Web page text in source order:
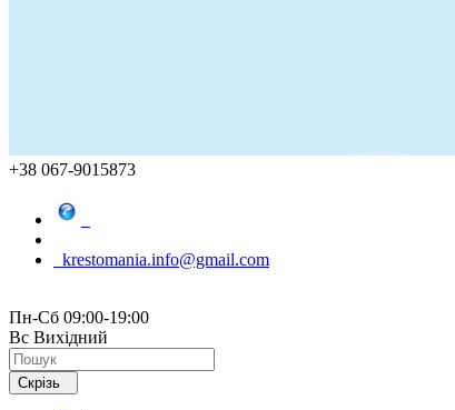
+38 067-9015873
krestomania.info@gmail.com
Пн-Сб 09:00-19:00
Вс Вихідний
Скрізь